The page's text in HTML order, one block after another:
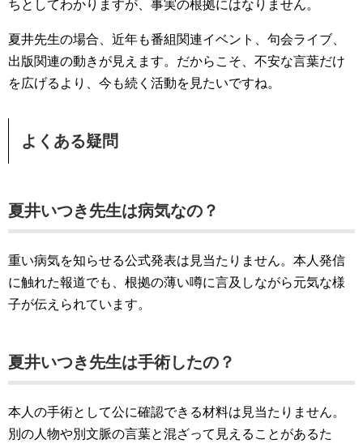
ちとしてわかりますが、事実の根拠にはなりません。
夏井先生の場合、近年も番組関連イベント、句会ライブ、
出版関連の動きが見えます。だからこそ、不安な言葉だけ
を広げるより、今も続く活動を見たいですね。
よくある疑問
夏井いつき先生は病気なの？
重い病気を知らせる公式発表は見当たりません。本人発信
に触れた報道でも、根拠の薄い噂に言及しながら元気な様
子が伝えられています。
夏井いつき先生は手術したの？
本人の手術として公に確認できる材料は見当たりません。
別の人物や別文脈の言葉と混ざって見えることがあるた